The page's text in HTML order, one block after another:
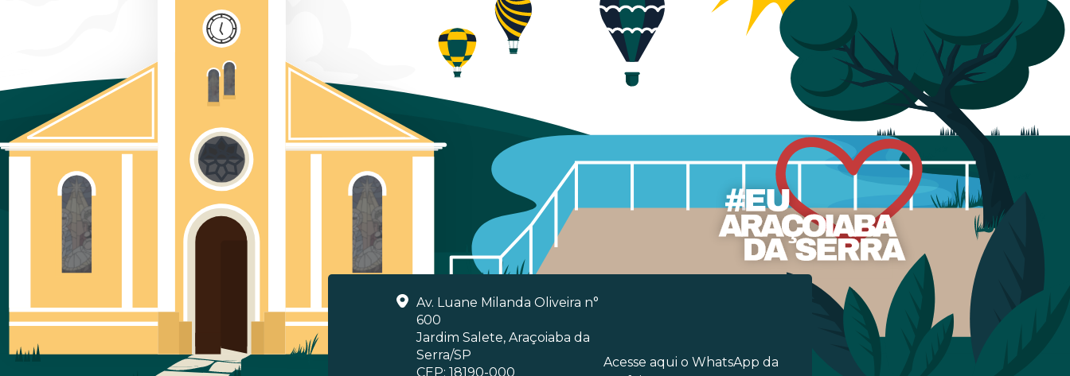
Av. Luane Milanda Oliveira n°
600
Jardim Salete, Araçoiaba da
Serra/SP
CEP: 18190-000
Acesse aqui o WhatsApp da